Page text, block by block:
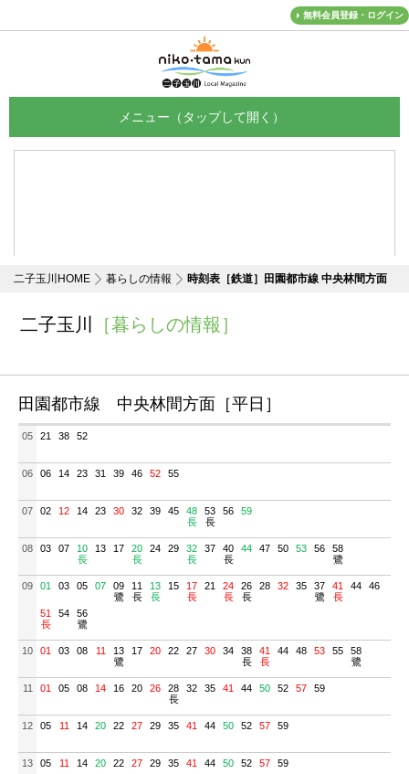
無料会員登録・ログイン
二子玉川HOME 暮らしの情報 時刻表［鉄道］田園都市線 中央林間方面
二子玉川 ［暮らしの情報］
田園都市線 中央林間方面 ［平日］
05 21 38 52
06 06 14 23 31 39 46 52 55
07 02 12 14 23 30 32 39 45
48
長
53
長
56 59
08 03 07
10
長
13 17
20
長
24 29
32
長
37
40
長
44 47 50 53 56
58
鷺
09 01 03 05 07
09
鷺
11
長
13
長
15
17
長
21
24
長
26
長
28 32 35
37
鷺
41
長
44 46
51
長
54
56
鷺
10 01 03 08 11
13
鷺
17 20 22 27 30 34
38
長
41
長
44 48 53 55
58
鷺
11 01 05 08 14 16 20 26
28
長
32 35 41 44 50 52 57 59
12 05 11 14 20 22 27 29 35 41 44 50 52 57 59
13 05 11 14 20 22 27 29 35 41 44 50 52 57 59
メニュー